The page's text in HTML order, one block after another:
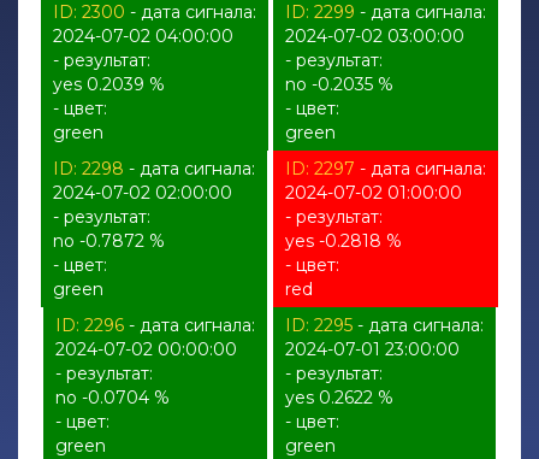
ID: 2300 - дата сигнала:
2024-07-02 04:00:00
- результат:
yes 0.2039 %
- цвет:
green
ID: 2299 - дата сигнала:
2024-07-02 03:00:00
- результат:
no -0.2035 %
- цвет:
green
ID: 2298 - дата сигнала:
2024-07-02 02:00:00
- результат:
no -0.7872 %
- цвет:
green
ID: 2297 - дата сигнала:
2024-07-02 01:00:00
- результат:
yes -0.2818 %
- цвет:
red
ID: 2296- дата сигнала:
2024-07-02 00:00:00
- результат:
no -0.0704 %
- цвет:
green
ID: 2295 - дата сигнала:
2024-07-01 23:00:00
- результат:
yes 0.2622 %
- цвет:
green